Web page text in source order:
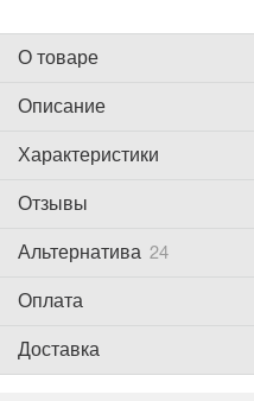
О товаре
Описание
Характеристики
Отзывы
Альтернатива 24
Оплата
Доставка